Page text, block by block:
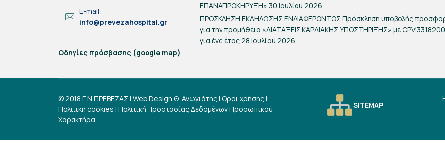
E-mail:
info@prevezahospital.gr
Οδηγίες πρόσβασης (google map)
ΕΠΑΝΑΠΡΟΚΗΡΥΞΗ» 30 Ιουλίου 2026
ΠΡΟΣΚΛΗΣΗ ΕΚΔΗΛΩΣΗΣ ΕΝΔΙΑΦΕΡΟΝΤΟΣ Πρόσκληση υποβολής
για την προμήθεια «ΔΙΑΤΑΞΕΙΣ ΚΑΡΔΙΑΚΗΣ ΥΠΟΣΤΗΡΙΞΗΣ» με
για ένα έτος28 Ιουλίου 2026
© 2018 Γ Ν ΠΡΕΒΕΖΑΣ | Web Design Θ. Ανωγιάτης| Όροι χρήσης|
Πολιτική cookies | Πολιτική Προστασίας Δεδομένων Προσωπικού
Χαρακτήρα
SITEMAP